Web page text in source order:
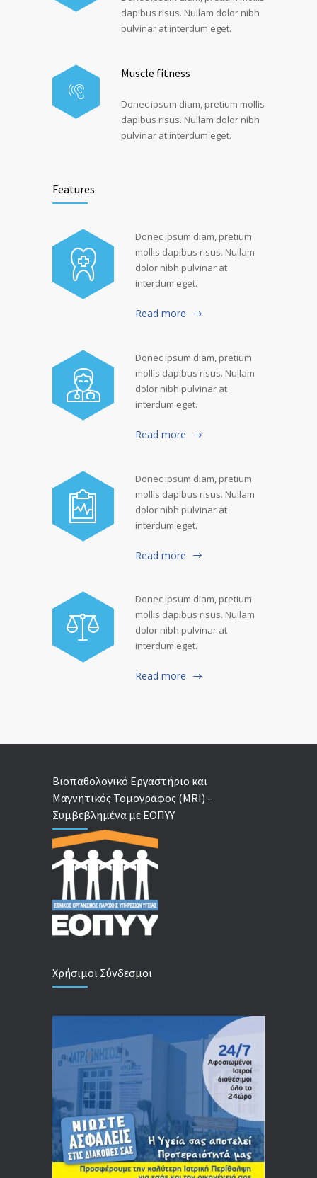
dapibus risus. Nullam dolor nibh
pulvinar at interdum eget.
Muscle fitness
Donec ipsum diam, pretium mollis
dapibus risus. Nullam dolor nibh
pulvinar at interdum eget.
Features
Donec ipsum diam, pretium
mollis dapibus risus. Nullam
dolor nibh pulvinar at
interdum eget.
Read more
Donec ipsum diam, pretium
mollis dapibus risus. Nullam
dolor nibh pulvinar at
interdum eget.
Read more
Donec ipsum diam, pretium
mollis dapibus risus. Nullam
dolor nibh pulvinar at
interdum eget.
Read more
Donec ipsum diam, pretium
mollis dapibus risus. Nullam
dolor nibh pulvinar at
interdum eget.
Read more
Βιοπαθολογικό Εργαστήριο και
Μαγνητικός Τομογράφος (MRI) –
Συμβεβλημένα με ΕΟΠΥΥ
Χρήσιμοι Σύνδεσμοι